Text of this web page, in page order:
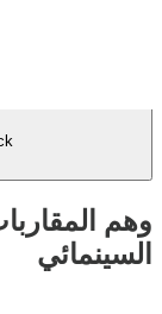
وهم
السينمائي